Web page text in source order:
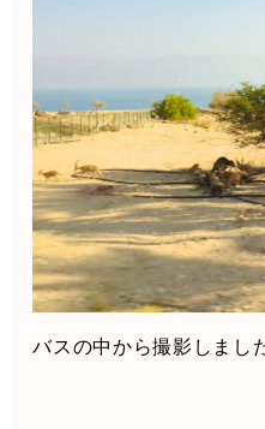
バスの中から撮影し